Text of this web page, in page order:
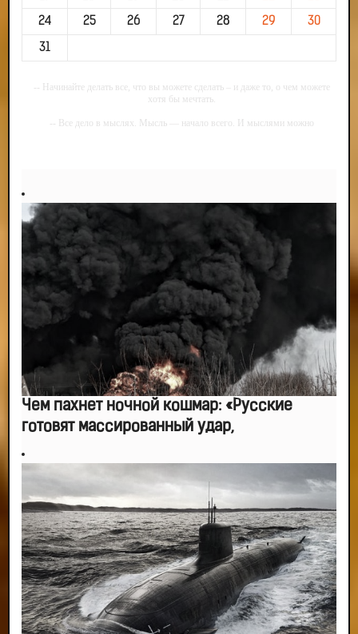
24 25 26 27 28 29 30
31
-- Начинайте делать все, что вы можете сделать – и даже то, о чем можете
хотя бы мечтать.
-- Все дело в мыслях. Мысль — начало всего. И мыслями можно
-- Самое большое богатство — это ум. Самая большая нищета — глупость.
Из всех страхов самый пугающий — самолюбование.
-- Лучшее, что можно сделать с хорошим советом, это пропустить его
мимо ушей. Он никогда не бывает полезен никому, кроме того, кто его дал.
-- Люблю давать советы и очень не люблю, когда их дают мне.
Чем пахнет ночной кошмар: «Русские
готовят массированный удар,